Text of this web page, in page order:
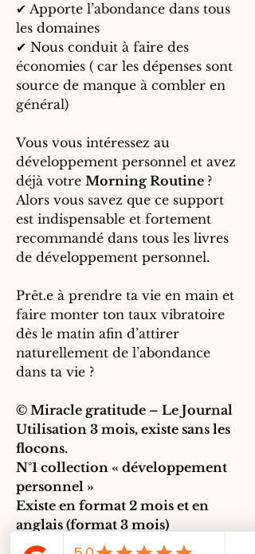
✔ Apporte l’abondance dans tous
les domaines
✔ Nous conduit à faire des
économies ( car les dépenses sont
source de manque à combler en
général)
Vous vous intéressez au
développement personnel et avez
déjà votre Morning Routine ?
Alors vous savez que ce support
est indispensable et fortement
recommandé dans tous les livres
de développement personnel.
Prêt.e à prendre ta vie en main et
faire monter ton taux vibratoire
dès le matin afin d’attirer
naturellement de l’abondance
dans ta vie ?
© Miracle gratitude – Le Journal
Utilisation 3 mois, existe sans les
flocons.
N°1 collection « développement
personnel »
Existe en format 2 mois et en
anglais (format 3 mois)